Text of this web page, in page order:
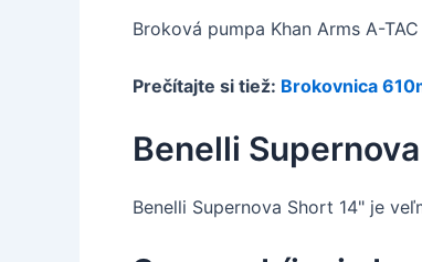
Broková pumpa Khan Arms A-
Prečítajte si tiež: Brokovnica
Benelli
Benelli Supernova Short 14" je